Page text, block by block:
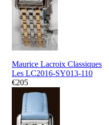
Maurice Lacroix Classiques
Les LC2016-SY013-110
€205